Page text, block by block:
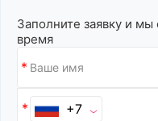
Заполните заявку и
время
+7